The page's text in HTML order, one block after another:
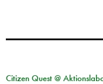
Citizen Quest @